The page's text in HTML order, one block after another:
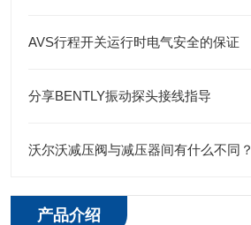
AVS行程开关运行时电气安全的保证
分享BENTLY振动探头接线指导
沃尔沃减压阀与减压器间有什么不同？
产品介绍